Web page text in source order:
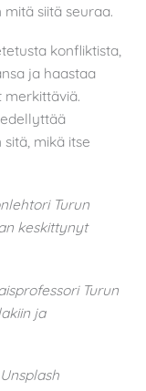
siitä seuraa.
konfliktista,
ja haastaa
mikä itse
Turun
keskittynyt
Turun
ja